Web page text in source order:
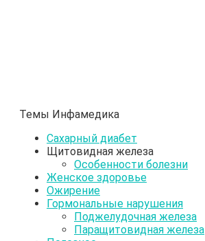
Темы Инфамедика
Сахарный диабет
Щитовидная железа
Особенности болезни
Женское здоровье
Ожирение
Гормональные нарушения
Поджелудочная железа
Паращитовидная железа